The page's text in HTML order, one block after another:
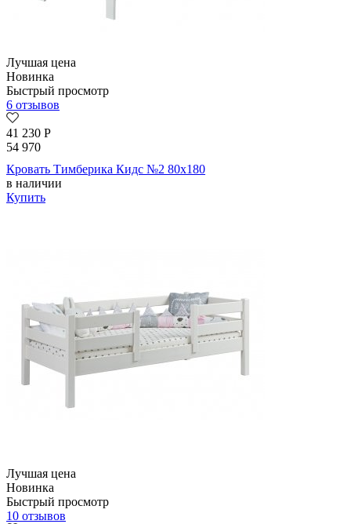
Лучшая цена
Новинка
Быстрый просмотр
6 отзывов
41 230 Р
54 970
Кровать Тимберика Кидс №2 80х180
в наличии
Купить
Лучшая цена
Новинка
Быстрый просмотр
10 отзывов